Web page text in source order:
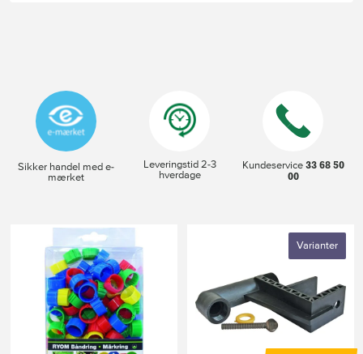
Sikker handel med e-
mærket
Leveringstid 2-3
hverdage
Kundeservice33 68 50
00
Varianter